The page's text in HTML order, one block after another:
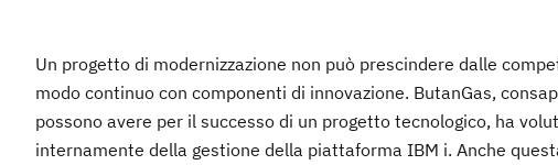
Un progetto di modernizzazione non può prescindere dalle
modo continuo con componenti di innovazione. ButanGas,
possono avere per il successo di un progetto tecnologico, ha
internamente della gestione della piattaforma IBM i. Anche